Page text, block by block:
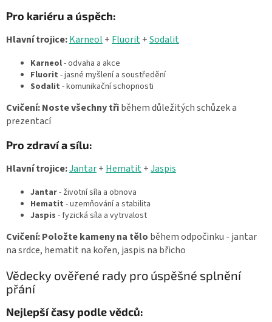
Pro kariéru a úspěch:
Hlavní trojice:Karneol + Fluorit+Sodalit
Karneol- odvaha a akce
Fluorit - jasné myšlení a soustředění
Sodalit - komunikační schopnosti
Cvičení:Noste všechny třiběhem důležitých schůzek a
prezentací
Pro zdraví a sílu:
Hlavní trojice:Jantar+ Hematit+Jaspis
Jantar- životní síla a obnova
Hematit - uzemňování a stabilita
Jaspis - fyzická síla a vytrvalost
Cvičení:Položte kameny na tělo během odpočinku - jantar
na srdce, hematit na kořen, jaspis na břicho
Vědecky ověřené rady pro úspěšné splnění
přání
Nejlepší časy podle vědců: